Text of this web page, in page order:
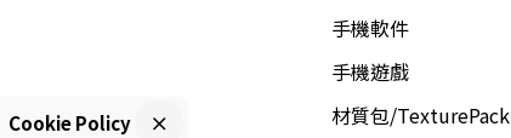
手機軟件
手機遊戲
材質包/TexturePack
Cookie Policy